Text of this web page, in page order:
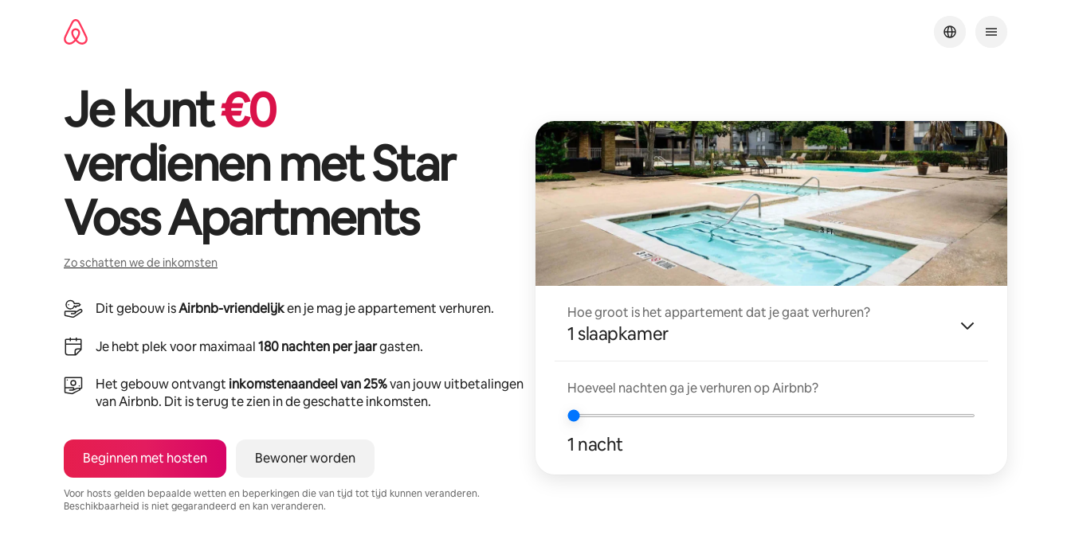
Je kunt€0
verdienen metStar
Voss Apartments
Zo schatten we de inkomsten
Dit gebouw isAirbnb-vriendelijken je mag je appartement verhuren.
Je hebt plek voor maximaal180 nachten per jaargasten.
Het gebouw ontvangt inkomstenaandeel van 25%van jouw uitbetalingen
van Airbnb. Dit is terug te zien in de geschatte inkomsten.
Beginnen met hosten Bewoner worden
Voor hosts gelden bepaalde wetten en beperkingen die van tijd tot tijd kunnen veranderen.
Beschikbaarheid is niet gegarandeerd en kan veranderen.
Hoe groot is het appartement dat je gaat verhuren?
1 slaapkamer
Hoeveel nachten ga je verhuren op Airbnb?
1 nacht